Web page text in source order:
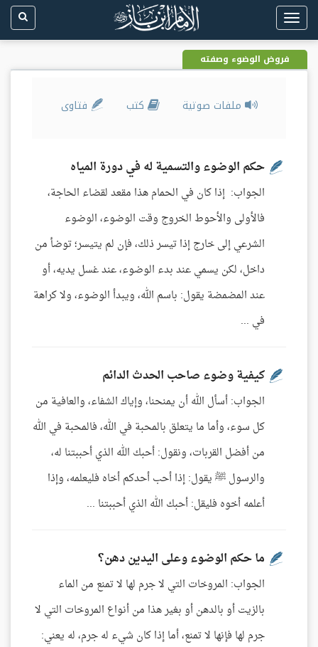
Toggle
navigation
فروض الوضوء وصفته
ملفات صوتية كتب فتاوى
حكم الوضوء والتسمية له في دورة المياه
الجواب: إذا كان في الحمام هذا مقعد لقضاء الحاجة،
فالأولى والأحوط الخروج وقت الوضوء، الوضوء
الشرعي إلى خارج إذا تيسر ذلك، فإن لم يتيسر؛ توضأ من
داخل، لكن يسمي عند بدء الوضوء، عند غسل يديه، أو
عند المضمضة يقول: باسم الله، ويبدأ الوضوء، ولا كراهة
في ...
كيفية وضوء صاحب الحدث الدائم
الجواب: أسأل الله أن يمنحنا، وإياك الشفاء، والعافية من
كل سوء، وأما ما يتعلق بالمحبة في الله، فالمحبة في الله
من أفضل القربات، ونقول: أحبك الله الذي أحببتنا له،
والرسول ﷺ يقول: إذا أحب أحدكم أخاه فليعلمه، وإذا
أعلمه أخوه فليقل: أحبك الله الذي أحببتنا ...
ما حكم الوضوء وعلى اليدين دهن؟
الجواب: المروخات التي لا جرم لها لا تمنع من الماء
بالزيت أو بالدهن أو بغير هذا من أنواع المروخات التي لا
جرم لها فإنها لا تمنع، أما إذا كان شيء له جرم، له يعني: